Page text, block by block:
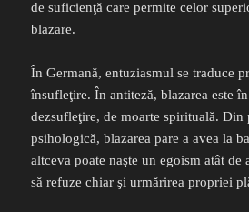
de suficienţă care permite celor
blazare.
În Germană, entuziasmul se traduce
însufleţire. În antiteză, blazarea este în
dezsufleţire, de moarte spirituală. Din
psihologică, blazarea pare a avea la
altceva poate naşte un egoism atât
să refuze chiar şi urmărirea propriei